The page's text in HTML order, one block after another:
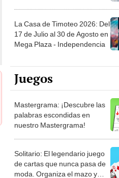
La Casa de Timoteo 2026: Del
17 de Julio al 30 de Agosto en
Mega Plaza - Independencia
Juegos
Mastergrama: ¡Descubre las
palabras escondidas en
nuestro Mastergrama!
Solitario: El legendario juego
de cartas que nunca pasa de
moda. Organiza el mazo y